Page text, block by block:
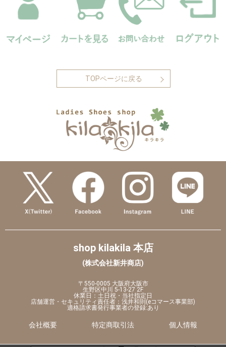
TOPページに戻る
shop kilakila 本店
(株式会社新井商店)
〒550-0005 大阪府大阪市
生野区中川 5-13-27 2F
休業日：土日祝・当社指定日
店舗運営・セキュリティ責任者：浅井和則(eコマース事業部)
適格請求書発行事業者の登録:あり
会社概要 特定商取引法 個人情報